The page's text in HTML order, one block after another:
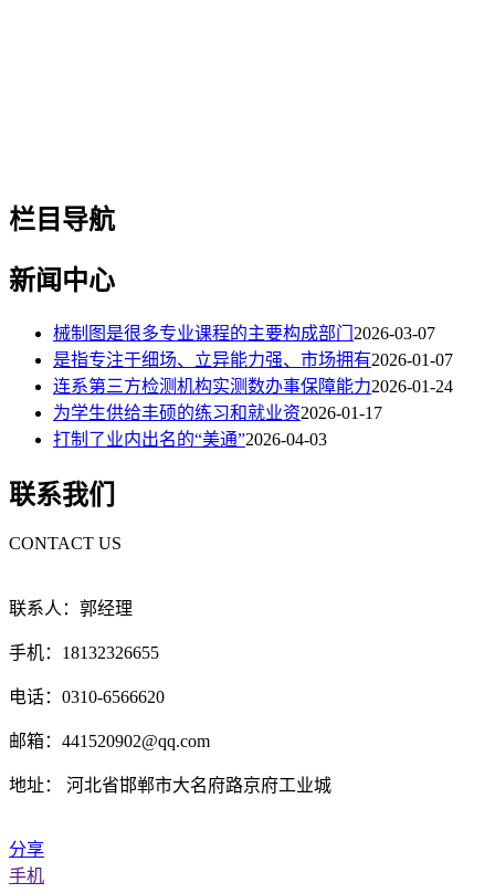
栏目导航
新闻中心
械制图是很多专业课程的主要构成部门 2026-03-07
是指专注于细场、立异能力强、市场拥有2026-01-07
连系第三方检测机构实测数办事保障能力2026-01-24
为学生供给丰硕的练习和就业资2026-01-17
打制了业内出名的“美通”2026-04-03
联系我们
CONTACT US
联系人：郭经理
手机：18132326655
电话：0310-6566620
邮箱：441520902@qq.com
地址： 河北省邯郸市大名府路京府工业城
分享
手机